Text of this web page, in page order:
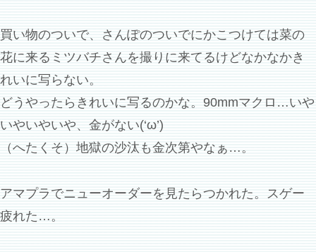
買い物のついで、さんぽのついでにかこつけては菜の
花に来るミツバチさんを撮りに来てるけどなかなかき
れいに写らない。
どうやったらきれいに写るのかな。90mmマクロ…いや
いやいやいや、金がない(‘ω’)
（へたくそ）地獄の沙汰も金次第やなぁ…。
アマプラでニューオーダーを見たらつかれた。スゲー
疲れた…。